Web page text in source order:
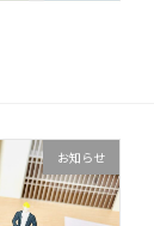
お知らせ